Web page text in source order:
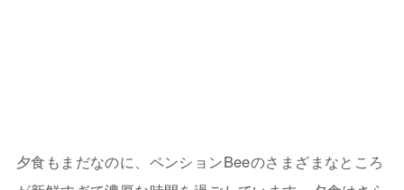
夕食もまだなのに、ペンションBeeのさまざまなところ